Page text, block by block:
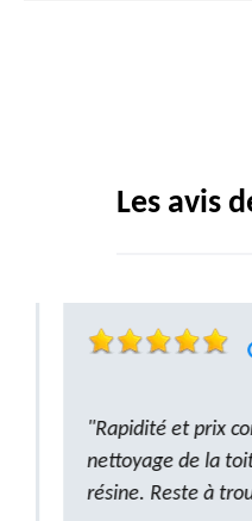
Les avis
"Rapidité et prix
nettoyage de la
résine. Reste à